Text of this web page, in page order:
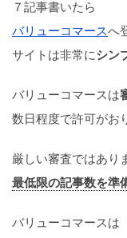
７記事書いたら
バリューコマースへ
サイトは非常にシン
バリューコマースは
数日程度で許可がお
厳しい審査ではあり
最低限の記事数を準
バリューコマースは